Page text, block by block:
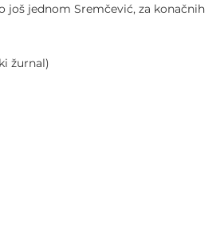
još jednom Sremčević, za konačnih
žurnal)